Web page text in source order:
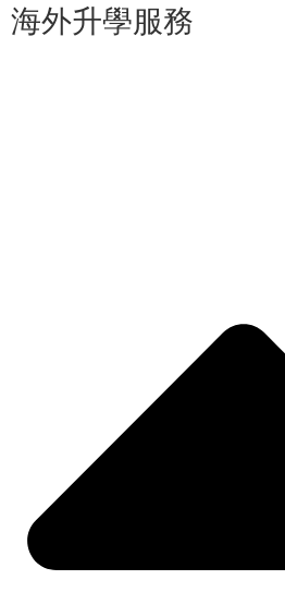
海外升學服務